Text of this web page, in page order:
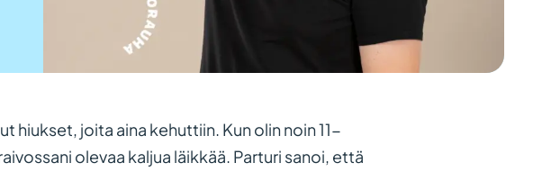
hiukset, joita aina kehuttiin. Kun olin noin 11-
olevaa kaljua läikkää. Parturi sanoi, että